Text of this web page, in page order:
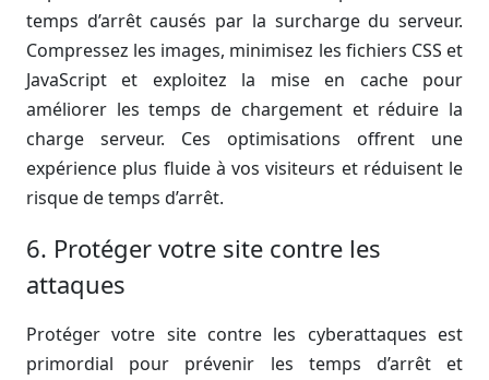
temps d’arrêt causés par la surcharge du serveur.
Compressez les images, minimisez les fichiers CSS et
JavaScript et exploitez la mise en cache pour
améliorer les temps de chargement et réduire la
charge serveur. Ces optimisations offrent une
expérience plus fluide à vos visiteurs et réduisent le
risque de temps d’arrêt.
6. Protéger votre site contre les
attaques
Protéger votre site contre les cyberattaques est
primordial pour prévenir les temps d’arrêt et